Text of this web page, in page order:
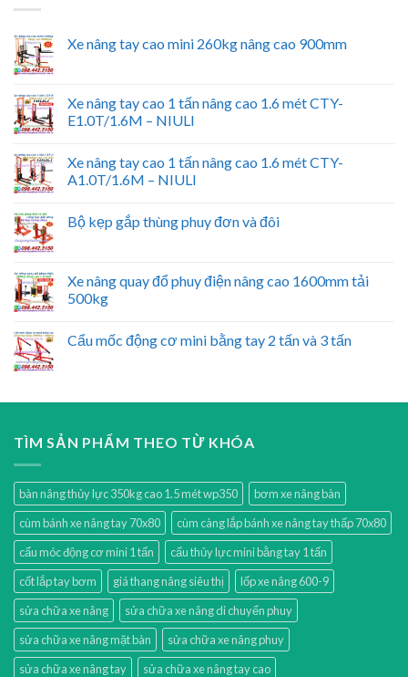
Xe nâng tay cao mini 260kg nâng cao 900mm
Xe nâng tay cao 1 tấn nâng cao 1.6 mét CTY-
E1.0T/1.6M – NIULI
Xe nâng tay cao 1 tấn nâng cao 1.6 mét CTY-
A1.0T/1.6M – NIULI
Bộ kẹp gắp thùng phuy đơn và đôi
Xe nâng quay đổ phuy điện nâng cao 1600mm tải
500kg
Cẩu mốc động cơ mini bằng tay 2 tấn và 3 tấn
TÌM SẢN PHẨM THEO TỪ KHÓA
bàn nâng thủy lực 350kg cao 1.5 mét wp350
bơm xe nâng bàn
cùm bánh xe nâng tay 70x80
cùm càng lắp bánh xe nâng tay thấp 70x80
cẩu móc động cơ mini 1 tấn
cẩu thủy lực mini bằng tay 1 tấn
cốt lắp tay bơm
giá thang nâng siêu thị
lốp xe nâng 600-9
sửa chữa xe nâng
sửa chữa xe nâng di chuyển phuy
sửa chữa xe nâng mặt bàn
sửa chữa xe nâng phuy
sửa chữa xe nâng tay
sửa chữa xe nâng tay cao